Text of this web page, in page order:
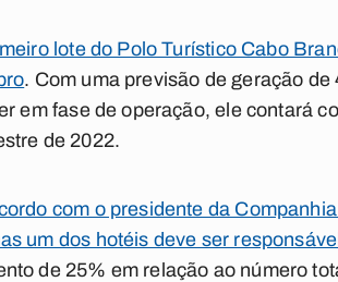
lote do Polo Turístico Cabo
. Com uma previsão de geração
em fase de operação, ele contará
de 2022.
com o presidente da
um dos hotéis deve ser
de 25% em relação ao número